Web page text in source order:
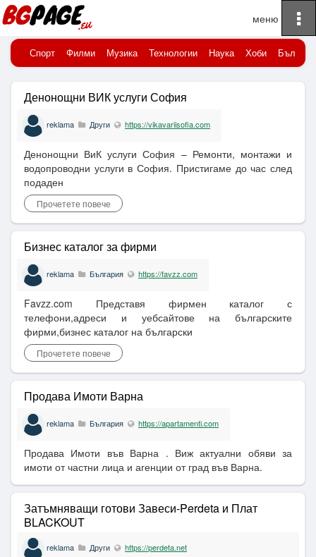
Начало Публикувани новини
Спорт Филми Музика Технологии Наука Хоби
Денонощни ВИК услуги София
reklama Други https://vikavariisofia.com
Денонощни ВиК услуги София – Ремонти, монтажи и
водопроводни услуги в София. Пристигаме до час след
подаден
Прочетете повече
Бизнес каталог за фирми
reklama България https://favzz.com
Favzz.com Представя фирмен каталог с
телефони,адреси и уебсайтове на българските
фирми,бизнес каталог на български
Прочетете повече
Продава Имоти Варна
reklama България https://apartamenti.com
Продава Имоти във Варна . Виж актуални обяви за
имоти от частни лица и агенции от град във Варна.
Затъмняващи готови Завеси-Perdeta и Плат
BLACKOUT
reklama Други https://perdeta.net